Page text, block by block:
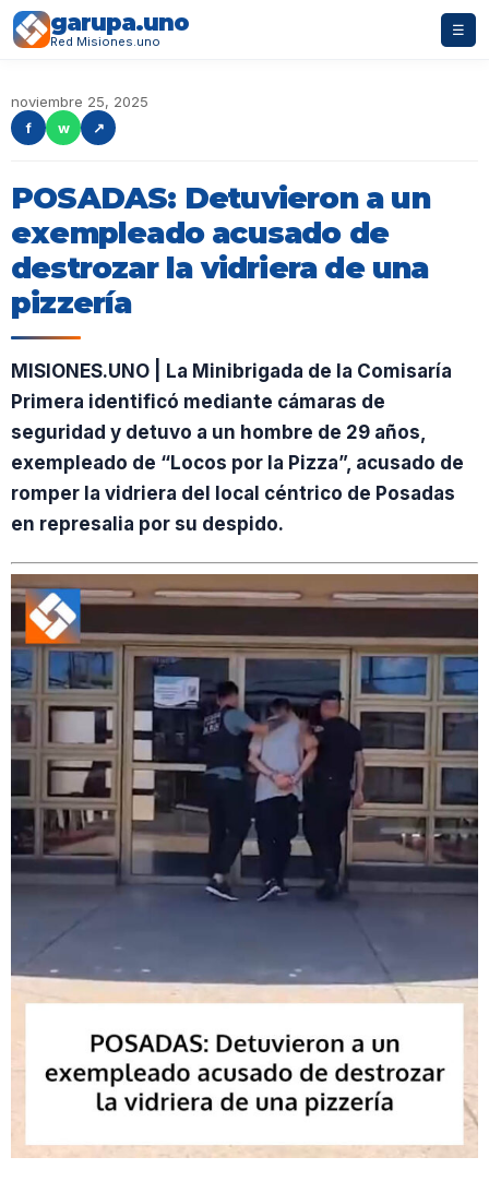
garupa.uno
Red Misiones.uno
☰
noviembre 25, 2025
f
w ↗
POSADAS: Detuvieron a un
exempleado acusado de
destrozar la vidriera de una
pizzería
MISIONES.UNO | La Minibrigada de la Comisaría
Primera identificó mediante cámaras de
seguridad y detuvo a un hombre de 29 años,
exempleado de “Locos por la Pizza”, acusado de
romper la vidriera del local céntrico de Posadas
en represalia por su despido.